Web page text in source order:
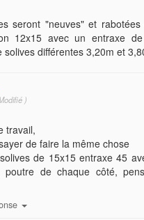
seront "neuves" et
12x15 avec un entraxe
solives différentes 3,20m et
)
travail,
de faire la même chose
de 15x15 entraxe 45
de chaque côté,